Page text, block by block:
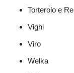
Torterolo e Re
Vighi
Viro
Welka